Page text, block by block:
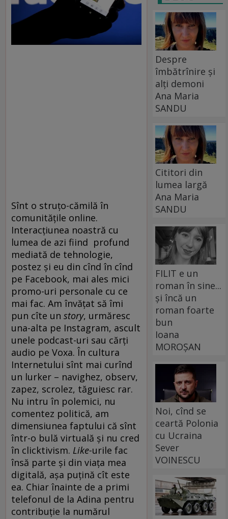
Sînt o struțo-cămilă în
comunitățile online.
Interacțiunea noastră cu
lumea de azi fiind profund
mediată de tehnologie,
postez și eu din cînd în cînd
pe Facebook, mai ales mici
promo-uri personale cu ce
mai fac. Am învățat să îmi
pun cîte un story, urmăresc
una-alta pe Instagram, ascult
unele podcast-uri sau cărți
audio pe Voxa. În cultura
Internetului sînt mai curînd
un lurker – navighez, observ,
zapez, scrolez, tăguiesc rar.
Nu intru în polemici, nu
comentez politică, am
dimensiunea faptului că sînt
într-o bulă virtuală și nu cred
în clicktivism. Like-urile fac
însă parte și din viața mea
digitală, așa puțină cît este
ea. Chiar înainte de a primi
telefonul de la Adina pentru
contribuție la numărul
Despre
îmbătrînire și
alți demoni
Ana Maria
SANDU
Cititori din
lumea largă
Ana Maria
SANDU
FILIT e un
roman în sine...
și încă un
roman foarte
bun
Ioana
MOROȘAN
Noi, cînd se
ceartă Polonia
cu Ucraina
Sever
VOINESCU